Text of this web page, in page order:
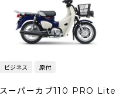
ビジネス 原付
スーパーカブ110 PRO Lite